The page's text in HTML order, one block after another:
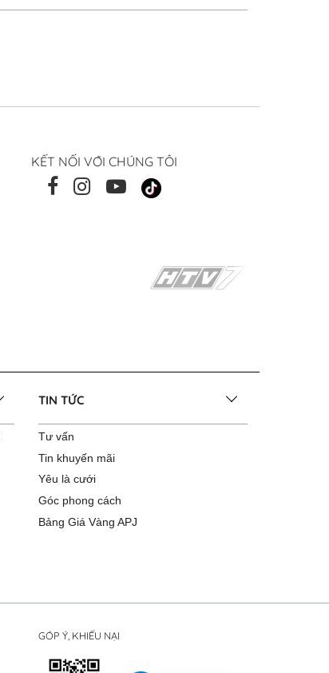
KẾT NỐI VỚI CHÚNG TÔI
TIN TỨC
Tư vấn
Tin khuyến mãi
Yêu là cưới
Góc phong cách
Bảng Giá Vàng APJ
GÓP Ý, KHIẾU NẠI